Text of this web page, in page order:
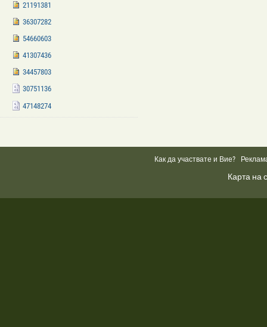
21191381
36307282
54660603
41307436
34457803
30751136
47148274
Как да участвате и Вие?
Карта на